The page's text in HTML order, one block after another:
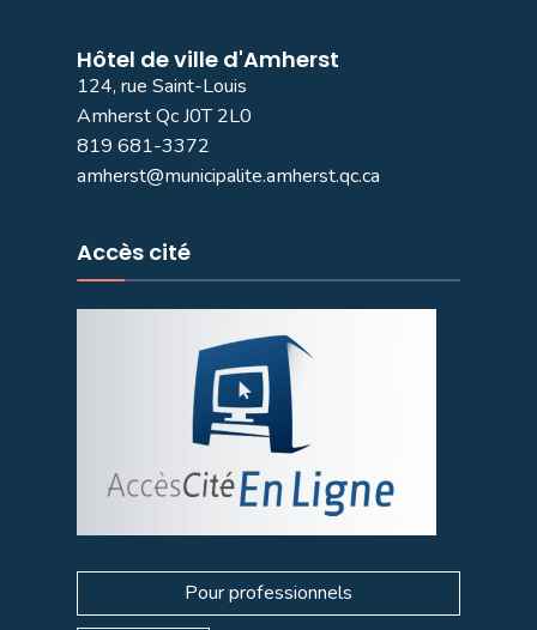
Hôtel de ville d'Amherst
124, rue Saint-Louis
Amherst Qc J0T 2L0
819 681-3372
amherst@municipalite.amherst.qc.ca
Accès cité
Pour professionnels